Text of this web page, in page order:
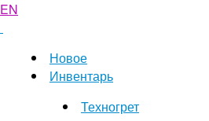
EN
Новое
Инвентарь
Техногрет